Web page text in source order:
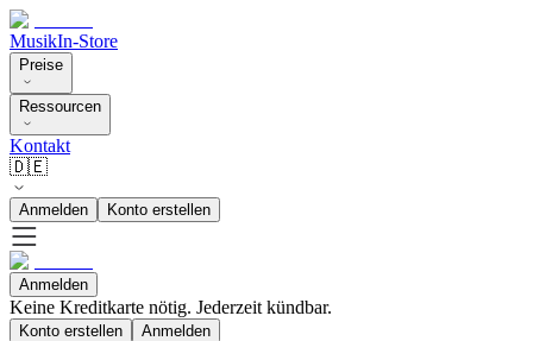
MusikIn-Store
Preise
Ressourcen
Kontakt
🇩🇪
Anmelden Konto erstellen
Anmelden
Keine Kreditkarte nötig. Jederzeit kündbar.
Konto erstellen Anmelden